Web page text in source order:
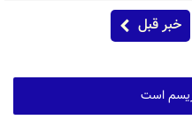
خبر قبل
است